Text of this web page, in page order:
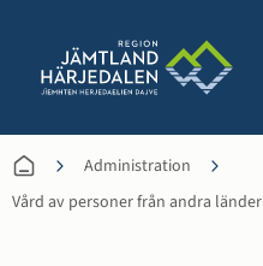
Administration
Vård av personer från andra länder